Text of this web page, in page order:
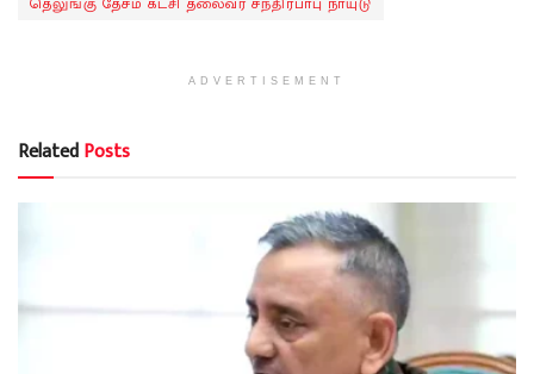
ADVERTISEMENT
RelatedPosts